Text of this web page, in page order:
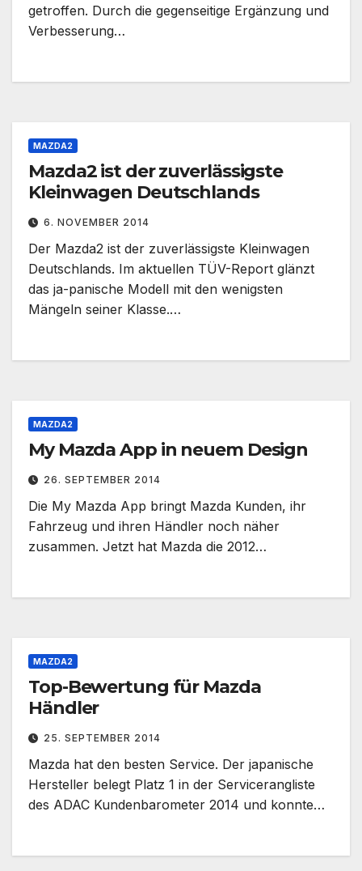
getroffen. Durch die gegenseitige Ergänzung und
Verbesserung…
MAZDA2
Mazda2 ist der zuverlässigste
Kleinwagen Deutschlands
6. NOVEMBER 2014
Der Mazda2 ist der zuverlässigste Kleinwagen
Deutschlands. Im aktuellen TÜV-Report glänzt
das ja-panische Modell mit den wenigsten
Mängeln seiner Klasse.…
MAZDA2
My Mazda App in neuem Design
26. SEPTEMBER 2014
Die My Mazda App bringt Mazda Kunden, ihr
Fahrzeug und ihren Händler noch näher
zusammen. Jetzt hat Mazda die 2012…
MAZDA2
Top-Bewertung für Mazda
Händler
25. SEPTEMBER 2014
Mazda hat den besten Service. Der japanische
Hersteller belegt Platz 1 in der Servicerangliste
des ADAC Kundenbarometer 2014 und konnte…